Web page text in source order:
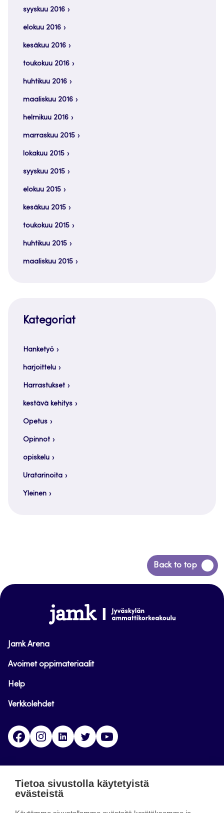
syyskuu 2016
elokuu 2016
kesäkuu 2016
toukokuu 2016
huhtikuu 2016
maaliskuu 2016
helmikuu 2016
marraskuu 2015
lokakuu 2015
syyskuu 2015
elokuu 2015
kesäkuu 2015
toukokuu 2015
huhtikuu 2015
maaliskuu 2015
Kategoriat
Hanketyö
harjoittelu
Harrastukset
kestävä kehitys
Opetus
Opinnot
opiskelu
Uratarinoita
Yleinen
Back to top
Siirry
takaisin
www.jamk.fi
Jamk Arena
Avoimet oppimateriaalit
Help
Verkkolehdet
FacebookInstagramLinkedinTwitter
Tietoa sivustolla käytetyistä
evästeistä